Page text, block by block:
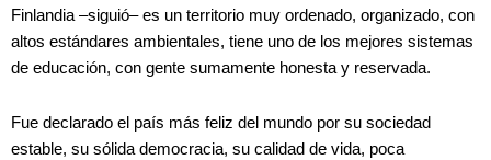
Finlandia –siguió– es un territorio muy ordenado, organizado, con
altos estándares ambientales, tiene uno de los mejores sistemas
de educación, con gente sumamente honesta y reservada.
Fue declarado el país más feliz del mundo por su sociedad
estable, su sólida democracia, su calidad de vida, poca